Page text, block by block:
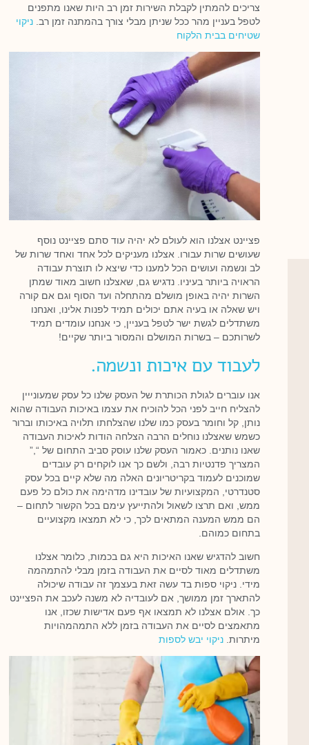
צריכים להמתין לקבלת השירות זמן רב היות שאנו מתפנים
לטפל בעניין מהר ככל שניתן מבלי צורך בהמתנה זמן רב. ניקוי
שטיחים בבית הלקוח
פציינט אצלנו הוא לעולם לא יהיה עוד סתם פציינט נוסף
שעושים שרות עבורו. אצלנו מעניקים לכל אחד ואחד שרות של
לב ונשמה ועושים הכל למענו כדי שיצא לו תוצרת עבודה
הראויה ביותר בעיניו. נדגיש גם, שאצלנו חשוב מאוד שמתן
השרות יהיה באופן מושלם מהתחלה ועד הסוף וגם אם קורה
ויש שאלה או בעיה אתם יכולים תמיד לפנות אלינו, ואנחנו
משתדלים לגשת ישר לטפל בעניין, כי אנחנו עומדים תמיד
לשרותכם – בשרות המושלם והמסור ביותר שקיים!
לעבוד עם איכות ונשמה.
אנו עוברים לגולת הכותרת של העסק שלנו כל עסק שמעונייין
להצליח חייב לפני הכל להוכיח את עצמו באיכות העבודה שהוא
נותן, קל וחומר בעסק כמו שלנו שהצלחתו תלויה באיכותו וברור
כשמש שאצלנו נוחלים הרבה הצלחה הודות לאיכות העבודה
שאנו נותנים. כאמור העסק שלנו עוסק סביב התחום של “,”
המצריך פדנטיות רבה, ולשם כך אנו לוקחים רק עובדים
שמוכנים לעמוד בקריטריונים האלה מה שלא קיים בכל עסק
סטנדרטי, המקצועיות של עובדינו מדהימה את כולם כל פעם
ממש, ואם תרצו לשאול ולהתייעץ עימם בכל הקשור לתחום –
הם ממש המענה המתאים לכך, כי לא תמצאו מקצועיים
בתחום כמוהם.
חשוב להדגיש שאנו האיכות היא גם בכמות, כלומר אצלנו
משתדלים מאוד לסיים את העבודה בזמן מבלי להתמהמה
מידי. ניקוי ספות בד עשה זאת בעצמך זה עבודה שיכולה
להתארך זמן ממושך, אם לעובדיה לא משנה לעכב את הפציינט
כך. אולם אצלנו לא תמצאו אף פעם אדישות שכזו, אנו
מתאמצים לסיים את העבודה בזמן ללא התמהמהויות
מיתרות. ניקוי יבש לספות